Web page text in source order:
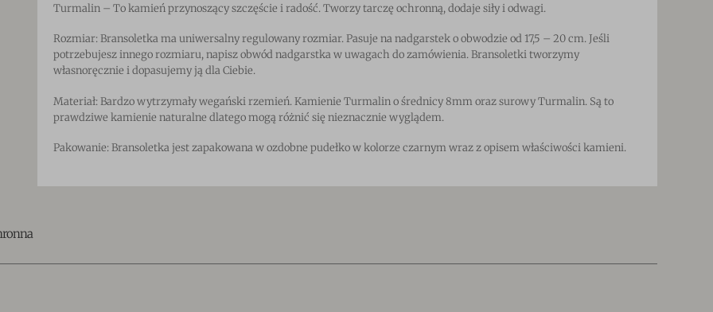
Turmalin – To kamień przynoszący szczęście i radość.Tworzy tarczę ochronną, dodaje siły i odwagi.
Rozmiar: Bransoletka ma uniwersalny regulowany rozmiar. Pasuje na nadgarstek o obwodzie od 17,5 – 20 cm. Jeśli
potrzebujesz innego rozmiaru, napisz obwód nadgarstka w uwagach do zamówienia. Bransoletki tworzymy
własnoręcznie i dopasujemy ją dla Ciebie.
Materiał: Bardzo wytrzymały wegański rzemień. Kamienie Turmalin o średnicy 8mm oraz surowy Turmalin. Są to
prawdziwe kamienie naturalne dlatego mogą różnić się nieznacznie wyglądem.
Pakowanie: Bransoletka jest zapakowana w ozdobne pudełko w kolorze czarnym wraz z opisem właściwości kamieni.